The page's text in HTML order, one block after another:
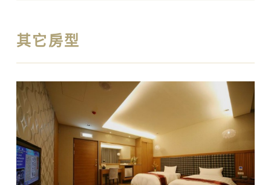
其它房型